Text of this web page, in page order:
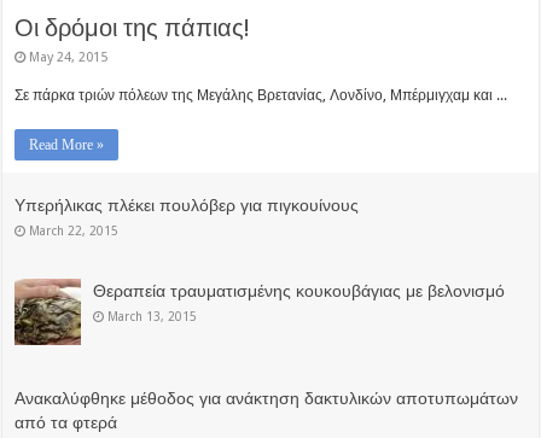
Οι δρόμοι της πάπιας!
May 24, 2015
Σε πάρκα τριών πόλεων της Μεγάλης Βρετανίας, Λονδίνο, Μπέρμιγχαμ και ...
Read More »
Υπερήλικας πλέκει πουλόβερ για πιγκουίνους
March 22, 2015
Θεραπεία τραυματισμένης κουκουβάγιας με βελονισμό
March 13, 2015
Ανακαλύφθηκε μέθοδος για ανάκτηση δακτυλικών αποτυπωμάτων
από τα φτερά